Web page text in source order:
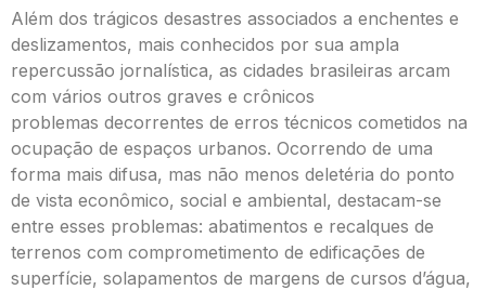
Além dos trágicos desastres associados a enchentes e
deslizamentos, mais conhecidos por sua ampla
repercussão jornalística, as cidades brasileiras arcam
com vários outros graves e crônicos
problemas decorrentes de erros técnicos cometidos na
ocupação de espaços urbanos. Ocorrendo de uma
forma mais difusa, mas não menos deletéria do ponto
de vista econômico, social e ambiental, destacam-se
entre esses problemas: abatimentos e recalques de
terrenos com comprometimento de edificações de
superfície, solapamentos de margens de cursos d’água,